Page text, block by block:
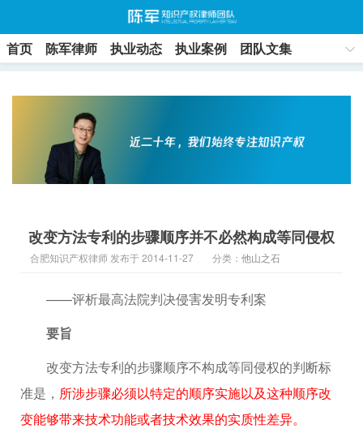
首页 陈军律师 执业动态 执业案例
团队文集
改变方法专利的步骤顺序并不必然构成等同侵权
合肥知识产权律师 发布于 2014-11-27 分类： 他山之石
——评析最高法院判决侵害发明专利案
要旨
改变方法专利的步骤顺序不构成等同侵权的判断标
准是， 所涉步骤必须以特定的顺序实施以及这种顺序改
变能够带来技术功能或者技术效果的实质性差异。